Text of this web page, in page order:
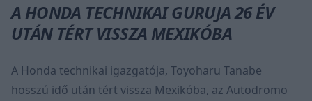
A HONDA TECHNIKAI GURUJA 26 ÉV
UTÁN TÉRT VISSZA MEXIKÓBA
A Honda technikai igazgatója, Toyoharu Tanabe
hosszú idő után tért vissza Mexikóba, az Autodromo